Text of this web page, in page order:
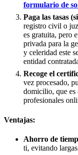
formulario de
Paga las tasas
registro civil o
es gratuita, pero
privada para la
y celeridad este
entidad
Recoge el
vez procesado,
domicilio, que es
profesionales
Ventajas:
Ahorro de
ti, evitando